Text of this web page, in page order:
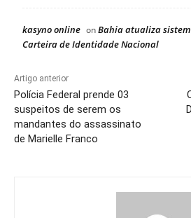
kasyno online onBahia atualiza
Carteira de Identidade Nacional
Artigo anterior
Polícia Federal prende 03
suspeitos de serem os
mandantes do assassinato
de Marielle Franco